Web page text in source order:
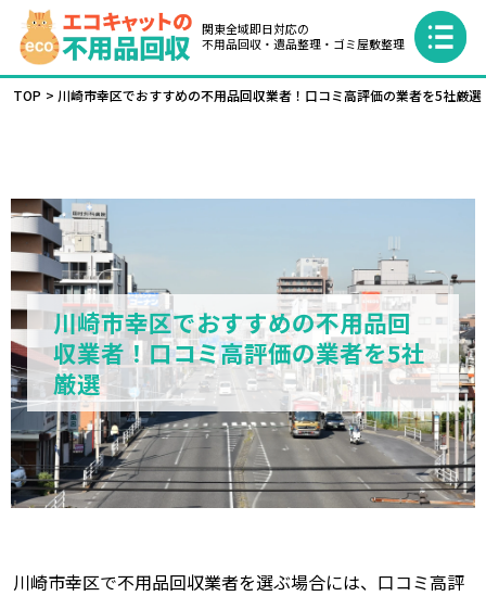
関東全域即日対応の
不用品回収・遺品整理・ゴミ屋敷整理
TOP 川崎市幸区でおすすめの不用品回収業者！口コミ高評価の業者を5社厳選
川崎市幸区でおすすめの不用品回
収業者！口コミ高評価の業者を5社
厳選
川崎市幸区で不用品回収業者を選ぶ場合には、口コミ高評